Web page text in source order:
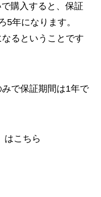
購入すると、保証
5年になります。
るということです
で保証期間は1年で
はこちら